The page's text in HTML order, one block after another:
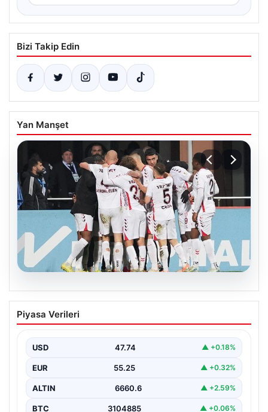
Bizi Takip Edin
Yan Manşet
Samsunspor, Kasımpaşa’yı 2-1 mağlup
etti!
Piyasa Verileri
USD 47.74 ▲ +0.18%
EUR 55.25 ▲ +0.32%
ALTIN 6660.6 ▲ +2.59%
BTC 3104885 ▲ +0.06%